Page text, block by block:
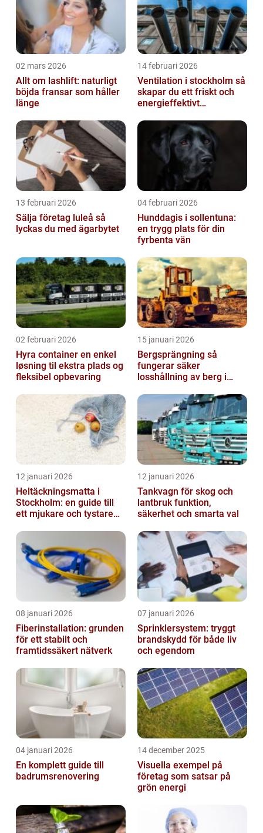
02 mars 2026
Allt om lashlift: naturligt
böjda fransar som håller
länge
14 februari 2026
Ventilation i stockholm så
skapar du ett friskt och
energieffektivt
13 februari 2026
Sälja företag luleå så
lyckas du med ägarbytet
04 februari 2026
Hunddagis i sollentuna:
en trygg plats för din
fyrbenta vän
02 februari 2026
Hyra container en enkel
løsning til ekstra plads og
fleksibel opbevaring
15 januari 2026
Bergsprängning så
fungerar säker
losshållning av berg i
12 januari 2026
Heltäckningsmatta i
Stockholm: en guide till
ett mjukare och tystare
12 januari 2026
Tankvagn för skog och
lantbruk funktion,
säkerhet och smarta val
08 januari 2026
Fiberinstallation: grunden
för ett stabilt och
framtidssäkert nätverk
07 januari 2026
Sprinklersystem: tryggt
brandskydd för både liv
och egendom
04 januari 2026
En komplett guide till
badrumsrenovering
14 december 2025
Visuella exempel på
företag som satsar på
grön energi